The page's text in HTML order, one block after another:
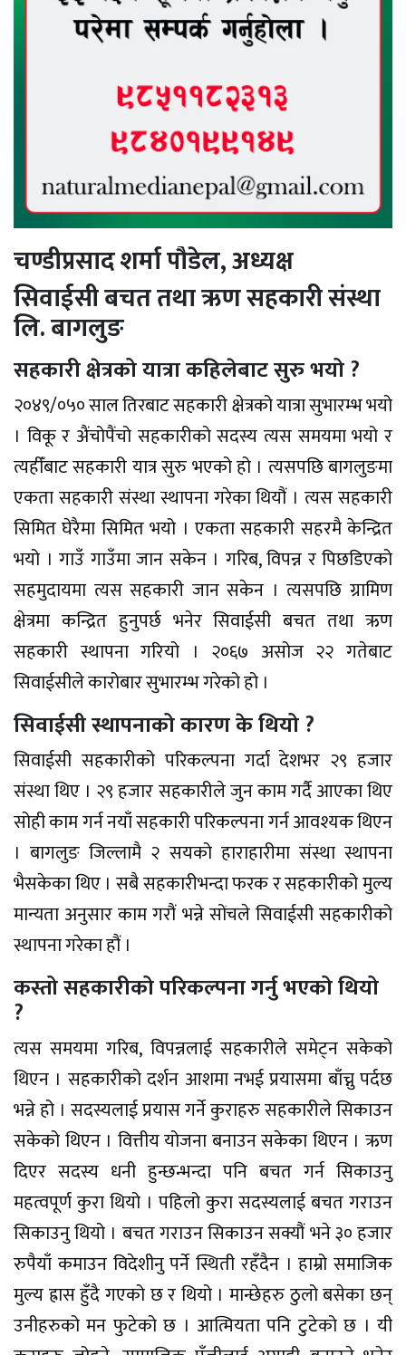
चण्डीप्रसाद शर्मा पौडेल, अध्यक्ष
सिवाईसी बचत तथा ऋण सहकारी संस्था
लि. बागलुङ
सहकारी क्षेत्रको यात्रा कहिलेबाट सुरु भयो ?
२०४९/०५० साल तिरबाट सहकारी क्षेत्रको यात्रा सुभारम्भ भयो
। विकू र अ‍ैंचोपैंचो सहकारीको सदस्य त्यस समयमा भयो र
त्यहीँबाट सहकारी यात्र सुरु भएको हो । त्यसपछि बागलुङमा
एकता सहकारी संस्था स्थापना गरेका थियौं । त्यस सहकारी
सिमित घेरैमा सिमित भयो । एकता सहकारी सहरमै केन्द्रित
भयो । गाउँ गाउँमा जान सकेन । गरिब, विपन्न र पिछडिएको
सहमुदायमा त्यस सहकारी जान सकेन । त्यसपछि ग्रामिण
क्षेत्रमा कन्द्रित हुनुपर्छ भनेर सिवाईसी बचत तथा ऋण
सहकारी स्थापना गरियो । २०६७ असोज २२ गतेबाट
सिवाईसीले कारोबार सुभारम्भ गरेको हो ।
सिवाईसी स्थापनाको कारण के थियो ?
सिवाईसी सहकारीको परिकल्पना गर्दा देशभर २९ हजार
संस्था थिए । २९ हजार सहकारीले जुन काम गर्दै आएका थिए
सोही काम गर्न नयाँ सहकारी परिकल्पना गर्न आवश्यक थिएन
। बागलुङ जिल्लामै २ सयको हाराहारीमा संस्था स्थापना
भैसकेका थिए । सबै सहकारीभन्दा फरक र सहकारीको मुल्य
मान्यता अनुसार काम गरौं भन्ने सोंचले सिवाईसी सहकारीको
स्थापना गरेका हौं ।
कस्तो सहकारीको परिकल्पना गर्नु भएको थियो
?
त्यस समयमा गरिब, विपन्नलाई सहकारीले समेट्न सकेको
थिएन । सहकारीको दर्शन आशमा नभई प्रयासमा बाँच्नु पर्दछ
भन्ने हो । सदस्यलाई प्रयास गर्ने कुराहरु सहकारीले सिकाउन
सकेको थिएन । वित्तीय योजना बनाउन सकेका थिएन । ऋण
दिएर सदस्य धनी हुन्छन्भन्दा पनि बचत गर्न सिकाउनु
महत्वपूर्ण कुरा थियो । पहिलो कुरा सदस्यलाई बचत गराउन
सिकाउनु थियो । बचत गराउन सिकाउन सक्यौं भने ३० हजार
रुपैयाँ कमाउन विदेशीनु पर्ने स्थिती रहँदैन । हाम्रो समाजिक
मुल्य ह्रास हुँदै गएको छ र थियो । मान्छेहरु ठुलो बसेका छन्
उनीहरुको मन फुटेको छ । आत्मियता पनि टुटेको छ । यी